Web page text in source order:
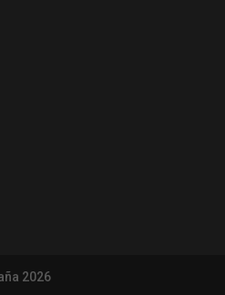
2026